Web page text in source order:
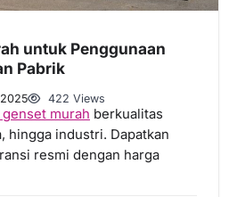
untuk Penggunaan
Pabrik
422 Views
genset murah berkualitas
hingga industri. Dapatkan
resmi dengan harga